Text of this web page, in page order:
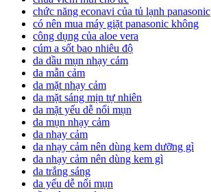
chức năng econavi của tủ lạnh panasonic
có nên mua máy giặt panasonic không
công dụng của aloe vera
cúm a sốt bao nhiêu độ
da dầu mụn nhạy cảm
da mẫn cảm
da mặt nhạy cảm
da mặt sáng mịn tự nhiên
da mặt yếu dễ nổi mụn
da mụn nhạy cảm
da nhạy cảm
da nhạy cảm nên dùng kem dưỡng gì
da nhạy cảm nên dùng kem gì
da trắng sáng
da yếu dễ nổi mụn